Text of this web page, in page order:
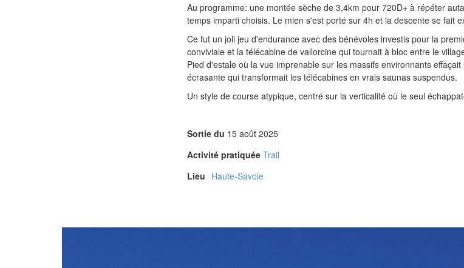
Au programme: une montée sèche de 3,4km pour 720D+ à répéter
temps imparti choisis. Le mien s'est porté sur 4h et la descente se fait
Ce fut un joli jeu d'endurance avec des bénévoles investis pour la
conviviale et la télécabine de vallorcine qui tournait à bloc entre le
Pied d'estale où la vue imprenable sur les massifs environnants
écrasante qui transformait les télécabines en vrais saunas suspendus.
Un style de course atypique, centré sur la verticalité où le seul
Sortie du 15 août 2025
Activité pratiquée Trail
Lieu Haute-Savoie